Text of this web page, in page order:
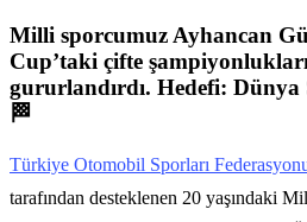
Milli sporcumuz Ayhancan
Cup’taki çifte
gururlandırdı. Hedefi:
🏁
Türkiye Otomobil Sporları
tarafından desteklenen 20 yaşındaki